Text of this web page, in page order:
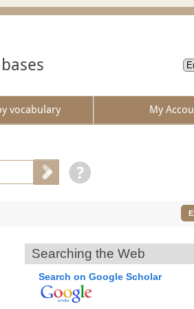
vocabulary My
Searching the Web
Search on Google Scholar